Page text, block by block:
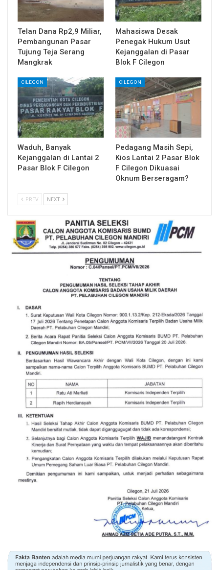
Telan Dana Rp2,9 Miliar,
Pembangunan Pasar
Tujung Teja Serang
Mangkrak
Mahasiswa Desak
Penegak Hukum Usut
Kejanggalan di Pasar
Blok F Cilegon
CILEGON
Waduh, Banyak
Kejanggalan di Lantai 2
Pasar Blok F Cilegon
CILEGON
Pedagang Masih Sepi,
Kios Lantai 2 Pasar Blok
F Cilegon Dikuasai
Oknum Berseragam?
PREV NEXT